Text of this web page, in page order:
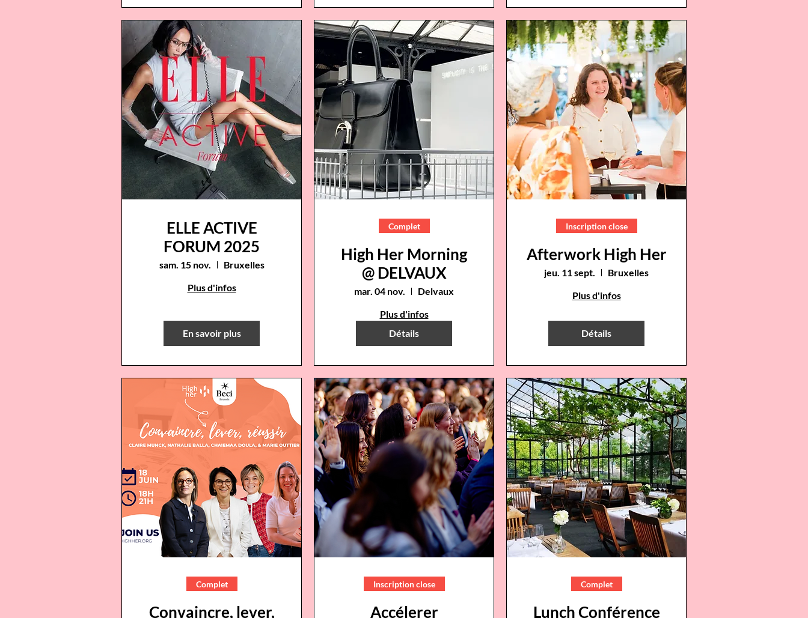
ELLE ACTIVE
FORUM 2025
sam. 15 nov.
Bruxelles
Plus d'infos
En savoir plus
Complet
High Her Morning
@ DELVAUX
mar. 04 nov.
Delvaux
Plus d'infos
Détails
Inscription close
Afterwork High Her
jeu. 11 sept.
Bruxelles
Plus d'infos
Détails
Complet
Convaincre, lever,
Inscription close
Accélerer
Complet
Lunch Conférence